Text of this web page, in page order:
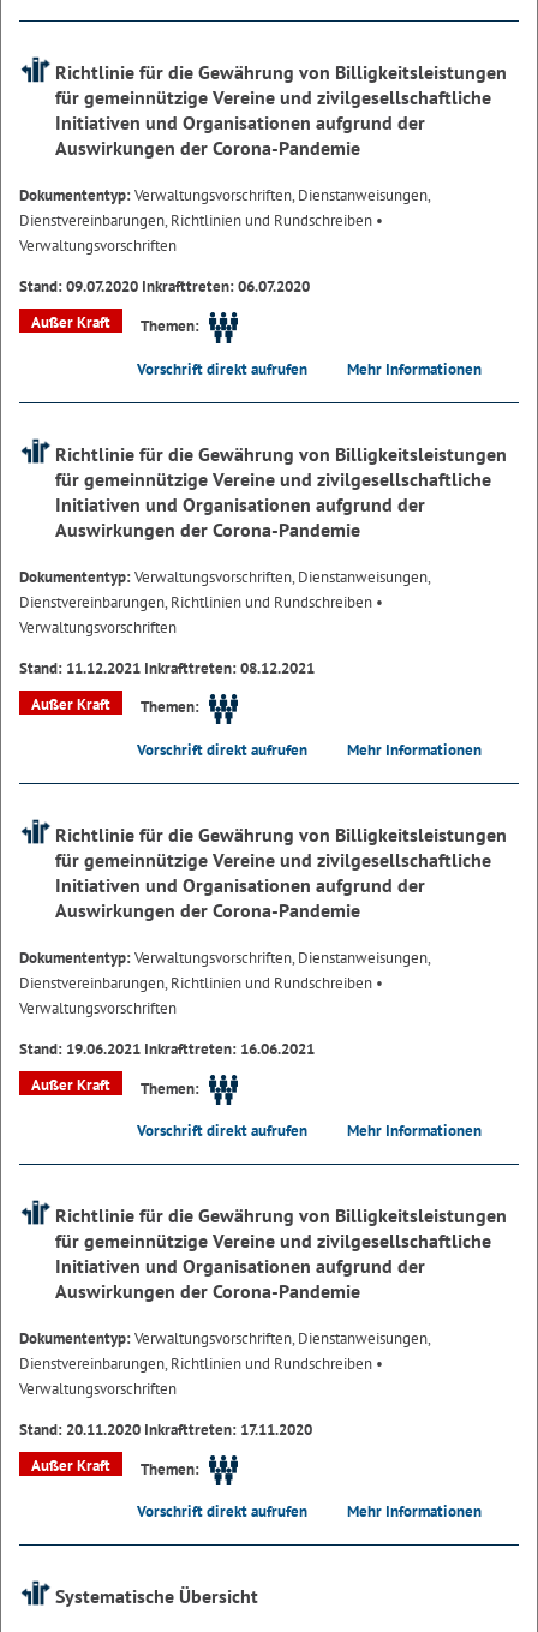
Richtlinie für die Gewährung von Billigkeitsleistungen
für gemeinnützige Vereine und zivilgesellschaftliche
Initiativen und Organisationen aufgrund der
Auswirkungen der Corona-Pandemie
Dokumententyp:Verwaltungsvorschriften, Dienstanweisungen,
Dienstvereinbarungen, Richtlinien und Rundschreiben •
Verwaltungsvorschriften
Stand: 09.07.2020 Inkrafttreten: 06.07.2020
Außer Kraft
Themen:
Vorschrift direkt aufrufen Mehr Informationen
Richtlinie für die Gewährung von Billigkeitsleistungen
für gemeinnützige Vereine und zivilgesellschaftliche
Initiativen und Organisationen aufgrund der
Auswirkungen der Corona-Pandemie
Dokumententyp:Verwaltungsvorschriften, Dienstanweisungen,
Dienstvereinbarungen, Richtlinien und Rundschreiben •
Verwaltungsvorschriften
Stand: 11.12.2021 Inkrafttreten: 08.12.2021
Außer Kraft
Themen:
Vorschrift direkt aufrufen Mehr Informationen
Richtlinie für die Gewährung von Billigkeitsleistungen
für gemeinnützige Vereine und zivilgesellschaftliche
Initiativen und Organisationen aufgrund der
Auswirkungen der Corona-Pandemie
Dokumententyp:Verwaltungsvorschriften, Dienstanweisungen,
Dienstvereinbarungen, Richtlinien und Rundschreiben •
Verwaltungsvorschriften
Stand: 19.06.2021 Inkrafttreten: 16.06.2021
Außer Kraft
Themen:
Vorschrift direkt aufrufen Mehr Informationen
Richtlinie für die Gewährung von Billigkeitsleistungen
für gemeinnützige Vereine und zivilgesellschaftliche
Initiativen und Organisationen aufgrund der
Auswirkungen der Corona-Pandemie
Dokumententyp:Verwaltungsvorschriften, Dienstanweisungen,
Dienstvereinbarungen, Richtlinien und Rundschreiben •
Verwaltungsvorschriften
Stand: 20.11.2020 Inkrafttreten: 17.11.2020
Außer Kraft
Themen:
Vorschrift direkt aufrufen Mehr Informationen
Systematische Übersicht